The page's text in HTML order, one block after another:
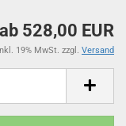
ab 528,00 EUR
19% MwSt. zzgl. Versand